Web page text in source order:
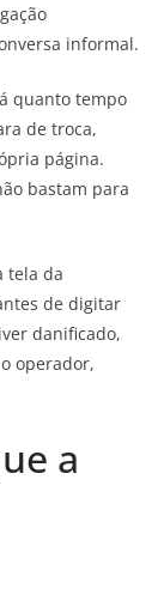
informal.
quanto tempo
de troca,
página.
bastam para
tela da
de digitar
danificado,
operador,
a